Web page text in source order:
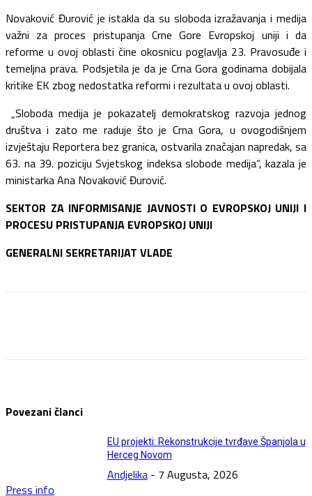
Novaković Đurović je istakla da su sloboda izražavanja i medija
važni za proces pristupanja Crne Gore Evropskoj uniji i da
reforme u ovoj oblasti čine okosnicu poglavlja 23. Pravosuđe i
temeljna prava. Podsjetila je da je Crna Gora godinama dobijala
kritike EK zbog nedostatka reformi i rezultata u ovoj oblasti.
„Sloboda medija je pokazatelj demokratskog razvoja jednog
društva i zato me raduje što je Crna Gora, u ovogodišnjem
izvještaju Reportera bez granica, ostvarila značajan napredak, sa
63. na 39. poziciju Svjetskog indeksa slobode medija“, kazala je
ministarka Ana Novaković Đurović.
SEKTOR ZA INFORMISANJE JAVNOSTI O EVROPSKOJ UNIJI I
PROCESU PRISTUPANJA EVROPSKOJ UNIJI
GENERALNI SEKRETARIJAT VLADE
Povezani članci
Press info
EU projekti: Rekonstrukcije tvrđave Španjola u
Herceg Novom
Andjelika - 7 Augusta, 2026